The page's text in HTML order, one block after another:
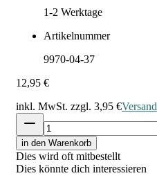
1-2 Werktage
Artikelnummer
9970-04-37
12,95 €
inkl. MwSt. zzgl. 3,95 €Versand
in den Warenkorb
Dies wird oft mitbestellt
Dies könnte dich interessieren